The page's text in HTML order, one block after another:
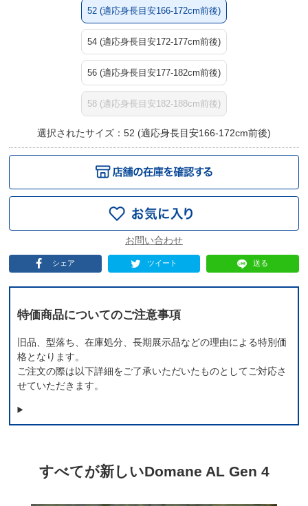
52 (適応身長目安166-172cm前後)
54 (適応身長目安172-177cm前後)
56 (適応身長目安177-182cm前後)
58 (適応身長目安182-188cm前後)
選択されたサイズ：52 (適応身長目安166-172cm前後)
シェア ツイート 送る
特価商品についてのご注意事項
旧品、型落ち、在庫処分、長期展示品などの理由による特別価
格となります。
ご注文の際は以下詳細をご了承いただいたものとしてご対応さ
せていただきます。
すべてが新しいDomane AL Gen 4